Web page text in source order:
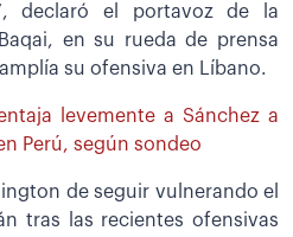
declaró el portavoz de la
en su rueda de prensa
su ofensiva en Líbano.
levemente a Sánchez a
Perú, según sondeo
de seguir vulnerando el
tras las recientes ofensivas